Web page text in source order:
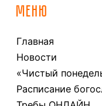
МЕНЮ
Главная
Новости
«Чистый
Расписание